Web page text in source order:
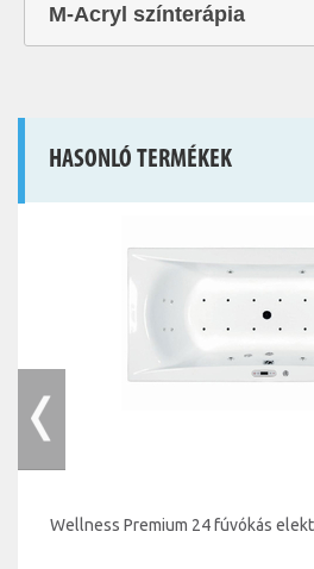
M-Acryl színterápia
HASONLÓ TERMÉKEK
Wellness Premium 24 fúvókás